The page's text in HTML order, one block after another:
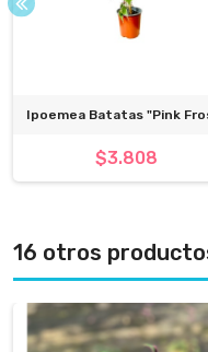
Ipoemea Batatas "Pink
$3.808
16 otros